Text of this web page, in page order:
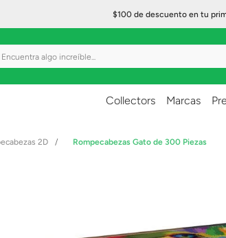
$100 de descuento en tu
algo increíble...
Collectors Marcas
2D Rompecabezas Gato de 300 Piezas